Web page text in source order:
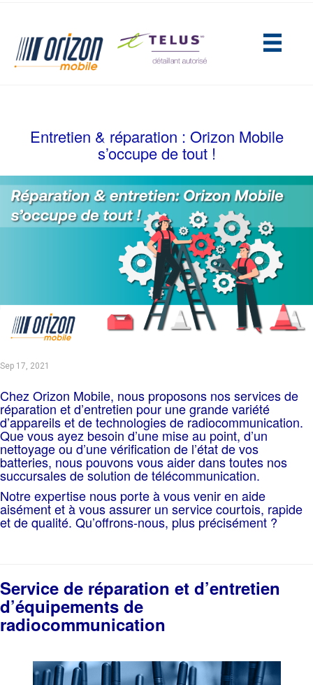
(opens in new tab)
Entretien & réparation : Orizon Mobile
s’occupe de tout !
Sep 17, 2021
Chez Orizon Mobile, nous proposons nos services de
réparation et d’entretien pour une grande variété
d’appareils et de technologies de radiocommunication.
Que vous ayez besoin d’une mise au point, d’un
nettoyage ou d’une vérification de l’état de vos
batteries, nous pouvons vous aider dans toutes nos
succursales de solution de télécommunication.
Notre expertise nous porte à vous venir en aide
aisément et à vous assurer un service courtois, rapide
et de qualité. Qu’offrons-nous, plus précisément ?
Service de réparation et d’entretien
d’équipements de
radiocommunication